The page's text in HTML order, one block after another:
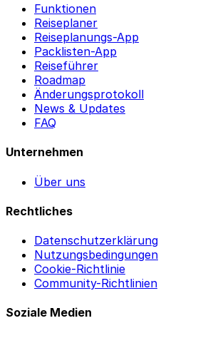
Funktionen
Reiseplaner
Reiseplanungs-App
Packlisten-App
Reiseführer
Roadmap
Änderungsprotokoll
News & Updates
FAQ
Unternehmen
Über uns
Rechtliches
Datenschutzerklärung
Nutzungsbedingungen
Cookie-Richtlinie
Community-Richtlinien
Soziale Medien